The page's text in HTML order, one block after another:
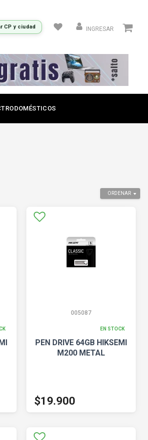
CP y ciudad INGRESAR
ORDENAR
005087
EN STOCK
PEN DRIVE 64GB HIKSEMI
M200 METAL
$19.900